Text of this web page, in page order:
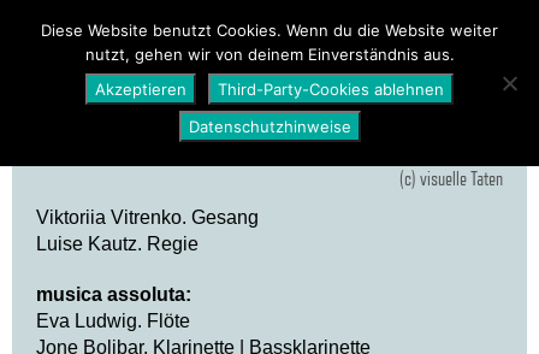
PROGRAMM ÜBER UNS NEWS
(c) visuelle Taten
Viktoriia Vitrenko. Gesang
Luise Kautz. Regie
musica assoluta:
Eva Ludwig. Flöte
Jone Bolibar. Klarinette | Bassklarinette
Diese Website benutzt Cookies. Wenn du die Website weiter
nutzt, gehen wir von deinem Einverständnis aus.
Akzeptieren
Third-Party-Cookies ablehnen
Datenschutzhinweise